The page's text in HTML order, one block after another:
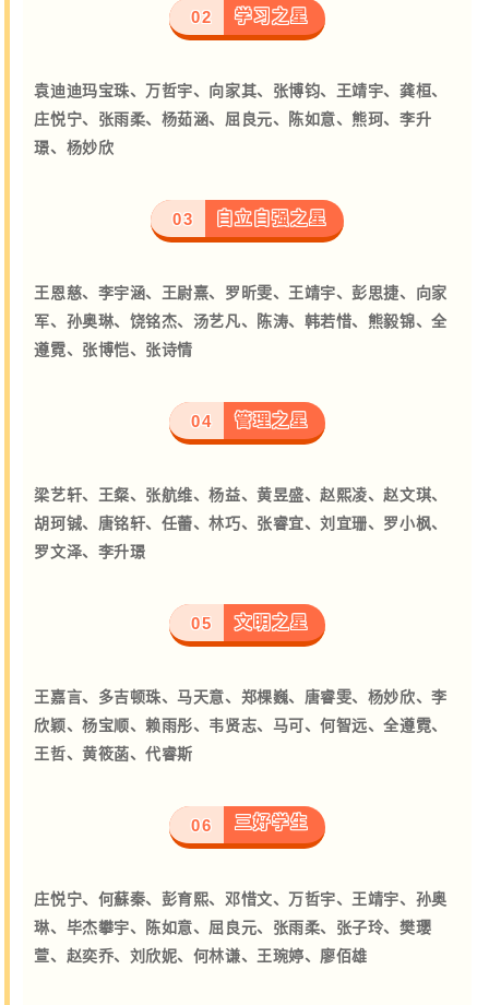
02 学习之星
袁迪迪玛宝珠、万哲宇、向家其、张博钧、王靖宇、龚桓、
庄悦宁、张雨柔、杨茹涵、屈良元、陈如意、熊珂、李升
璟、杨妙欣
03 自立自强之星
王恩慈、李宇涵、王尉熹、罗昕雯、王靖宇、彭思捷、向家
军、孙奥琳、饶铭杰、汤艺凡、陈涛、韩若惜、熊毅锦、全
遵霓、张博恺、张诗情
04 管理之星
梁艺轩、王粲、张航维、杨益、黄昱盛、赵熙凌、赵文琪、
胡珂铖、唐铭轩、 任蕾、林巧、张睿宜、刘宜珊、罗小枫、
罗文泽、李升璟
05 文明之星
王嘉言、多吉顿珠、马天意、郑棵巍、唐睿雯、杨妙欣、李
欣颖、杨宝顺、赖雨彤、韦贤志、马可、何智远、全遵霓、
王哲、黄筱菡、代睿斯
06 三好学生
庄悦宁、何蘇秦、彭育熙、邓惜文、万哲宇、王靖宇、孙奥
琳、 毕杰攀宇、陈如意、屈良元、张雨柔、张子玲、樊璎
萱、赵奕乔、刘欣妮、何林谦、王琬婷、廖佰雄